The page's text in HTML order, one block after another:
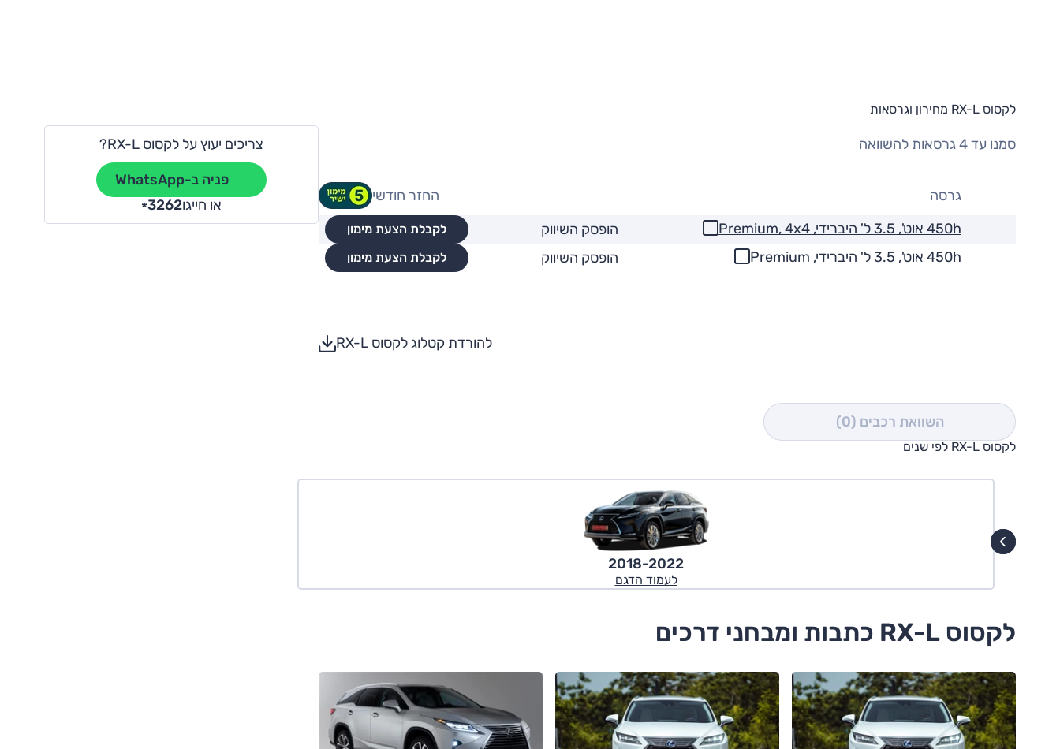
לקסוס RX-L מחירון וגרסאות
סמנו עד 4 גרסאות להשוואה
גרסה
החזר חודשי
450h אוט', 3.5 ל' היברידי, Premium, 4x4
הופסק השיווק לקבלת הצעת מימון
450h אוט', 3.5 ל' היברידי, Premium הופסק השיווק לקבלת הצעת מימון
להורדת קטלוג לקסוס RX-L
השוואת רכבים (0)
צריכים יעוץ על לקסוס RX-L?
פניה ב-WhatsApp
או חייגו
*3262
לקסוס RX-L לפי שנים
2018-2022
לעמוד הדגם
לקסוס RX-L כתבות ומבחני דרכים